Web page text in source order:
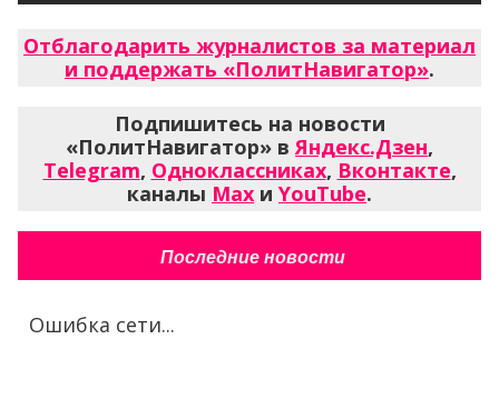
Отблагодарить журналистов за материал
и поддержать «ПолитНавигатор».
Подпишитесь на новости
«ПолитНавигатор» вЯндекс.Дзен,
Telegram, Одноклассниках, Вконтакте,
каналы Max и YouTube.
Последние новости
Ошибка сети...